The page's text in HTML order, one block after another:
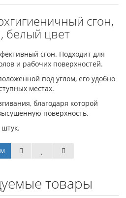
сгон,
белый цвет
сгон. Подходит для
и рабочих поверхностей.
под углом, его удобно
местах.
благодаря которой
поверхность.
товары